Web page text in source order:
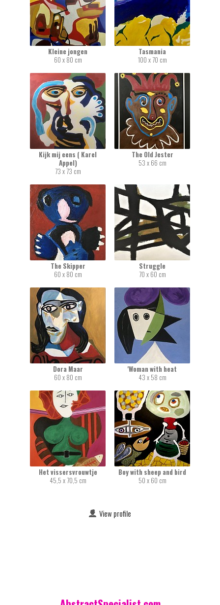
Kleine jongen
60 x 80 cm
Tasmania
100 x 70 cm
Kijk mij eens ( Karel
Appel)
73 x 73 cm
The Old Jester
53 x 66 cm
The Skipper
60 x 80 cm
Struggle
70 x 60 cm
Dora Maar
60 x 80 cm
'Woman with heat
43 x 58 cm
Het vissersvrouwtje
45,5 x 70,5 cm
Boy with sheep and bird
50 x 60 cm
View profile